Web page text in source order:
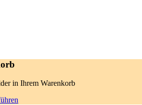
in Ihrem Warenkorb